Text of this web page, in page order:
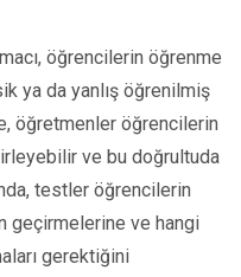
öğrencilerin öğrenme
ya da yanlış öğrenilmiş
öğretmenler öğrencilerin
ve bu doğrultuda
testler öğrencilerin
geçirmelerine ve hangi
gerektiğini